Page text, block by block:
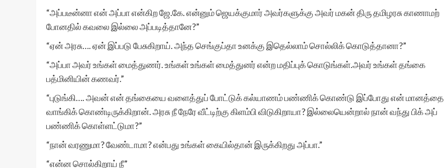
“அப்படீன்னா என் அப்பா என்கிற ஜே.கே. என்னும் ஜெயக்குமார் அவர்களுக்கு அவர் மகன் திரு தமிழரசு காணாமற்
போனதில் கவலை இல்லை அப்படித்தானே?”
“ஏன் அரசு…. ஏன் இப்படு பேசுகிறாய். அந்த செங்குப்தா உனக்கு இதெல்லாம் சொல்லிக் கொடுத்தானா?”
“அப்பா அவர் உங்கள் மைத்துணர். உங்கள் உங்கள் மைத்துனர் என்ற மதிப்புக் கொடுங்கள்.அவர் உங்கள் தங்கை
பத்மினியின் கணவர்.”
“புடுங்கி…. அவன் என் தங்கையை வளைத்துப் போட்டுக் கல்யாணம் பண்ணிக் கொண்டு இப்போது என் மானத்தை
வாங்கிக் கொண்டிருக்கிறான். அரசு நீ நேரே வீட்டிற்கு கிளம்பி விடுகிறாயா? இல்லையென்றால் நான் வந்து பிக் அப்
பண்ணிக் கொள்ளட்டுமா?”
“நான் வரணுமா? வேண்டாமா? என்பது உங்கள் கையில்தான் இருக்கிறது அப்பா.”
“என்ன சொல்கிறாய் நீ”